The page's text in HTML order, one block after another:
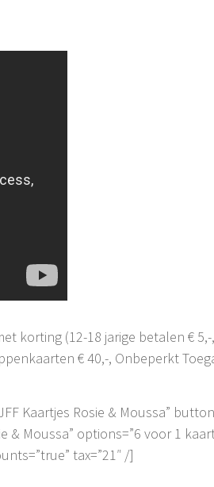
(12-18 jarige betalen € 5,-
€ 40,-, Onbeperkt
Kaartjes Rosie & Moussa”
Moussa” options=”6 voor 1
tax=”21″ /]